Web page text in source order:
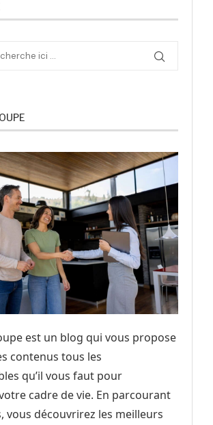
est un blog qui vous propose
contenus tous les
qu’il vous faut pour
cadre de vie. En parcourant
vous découvrirez les meilleurs